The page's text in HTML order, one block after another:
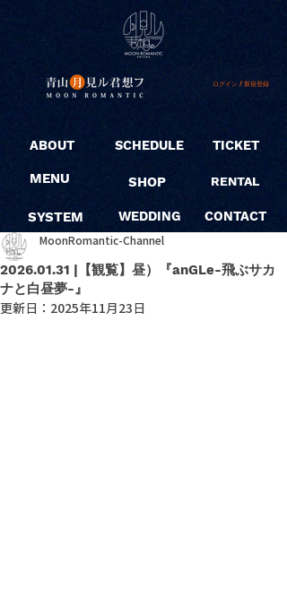
ログイン / 新規登録
ABOUT
MENU
SYSTEM
SCHEDULE
SHOP
WEDDING
TICKET
RENTAL
CONTACT
2026.01.31 |【観覧】昼）『anGLe-飛ぶサカ
ナと白昼夢-』
MoonRomantic-Channel
更新日： 2025年11月23日